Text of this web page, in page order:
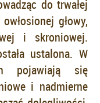
do trwałej
głowy,
i skroniowej.
ustalona. W
pojawiają się
i nadmierne